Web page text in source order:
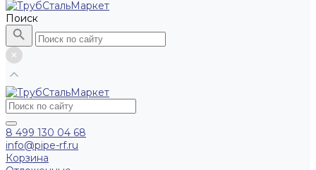
Поиск
8 499 130 04 68
info@pipe-rf.ru
Корзина